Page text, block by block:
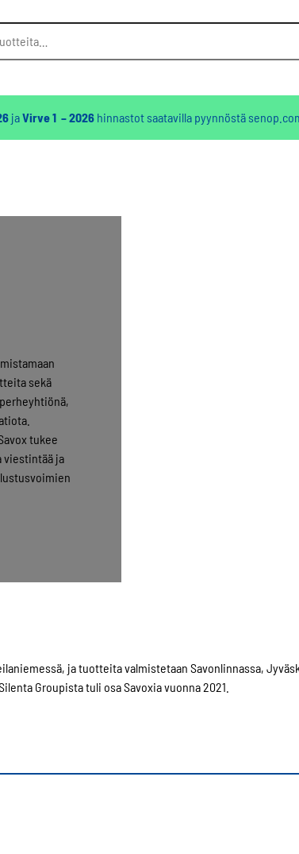
jaVirve 1 – 2026hinnastot saatavilla pyynnöstä
sekä
tukee
viestintää ja
ja tuotteita valmistetaan Savonlinnassa,
Groupista tuli osa Savoxia vuonna 2021.